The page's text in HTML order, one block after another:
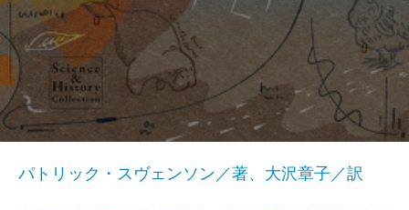
パトリック・スヴェンソン／著、大沢章子／訳